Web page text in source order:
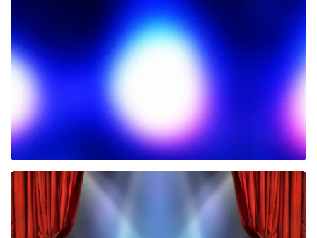
Het Geluk van Limburg
225+ reviews
BEKIJKEN